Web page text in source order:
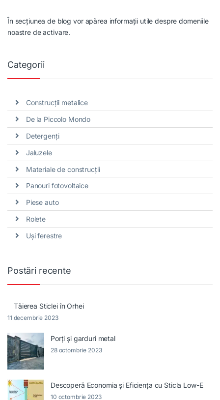
În secțiunea de blog vor apărea informații utile despre domeniile
noastre de activare.
Categorii
Construcții metalice
De la Piccolo Mondo
Detergenți
Jaluzele
Materiale de construcții
Panouri fotovoltaice
Piese auto
Rolete
Uși ferestre
Postări recente
Tăierea Sticlei în Orhei
11 decembrie 2023
Porți și garduri metal
28 octombrie 2023
Descoperă Economia și Eficiența cu Sticla Low-E
10 octombrie 2023